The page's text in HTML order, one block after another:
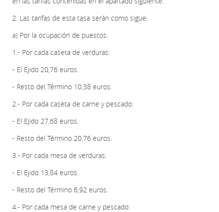
2. Las tarifas de esta tasa serán como sigue:
a) Por la ocupación de puestos:
1.- Por cada caseta de verduras:
- El Ejido 20,76 euros.
- Resto del Término 10,38 euros.
2.- Por cada caseta de carne y pescado:
- El Ejido 27,68 euros.
- Resto del Término 20,76 euros.
3.- Por cada mesa de verduras:
- El Ejido 13,84 euros.
- Resto del Término 6,92 euros.
4.- Por cada mesa de carne y pescado: